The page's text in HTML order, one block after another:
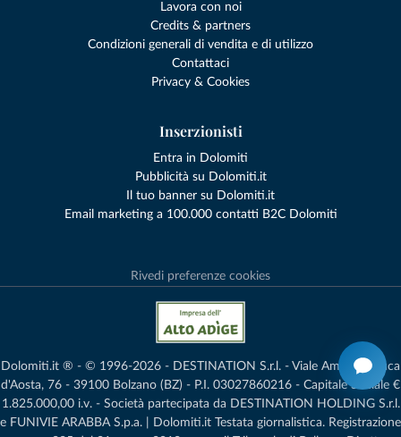
Lavora con noi
Credits & partners
Condizioni generali di vendita e di utilizzo
Contattaci
Privacy & Cookies
Inserzionisti
Entra in Dolomiti
Pubblicità su Dolomiti.it
Il tuo banner su Dolomiti.it
Email marketing a 100.000 contatti B2C Dolomiti
Rivedi preferenze cookies
Dolomiti.it ® - © 1996-2026 - DESTINATION S.r.l. - Viale Amedeo Duca
d'Aosta, 76 - 39100 Bolzano (BZ) - P.I. 03027860216 - Capitale Sociale €
1.825.000,00 i.v. - Società partecipata da DESTINATION HOLDING S.r.l.
e FUNIVIE ARABBA S.p.a. | Dolomiti.it Testata giornalistica. Registrazione